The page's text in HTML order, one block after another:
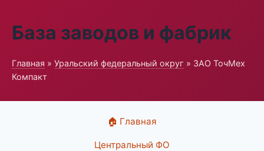
База заводов и фабрик
Главная » Уральский федеральный округ » ЗАО ТочМех
Компакт
🏠 Главная
Центральный ФО